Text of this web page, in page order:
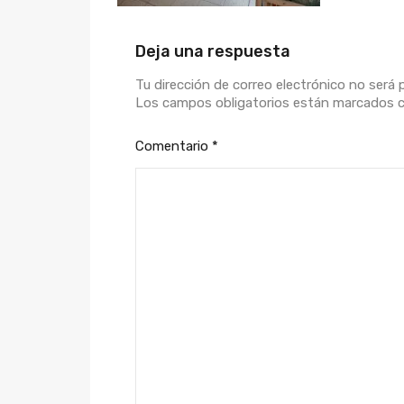
Deja una respuesta
Tu dirección de correo electrónico no será
Los campos obligatorios están marcados
Comentario *